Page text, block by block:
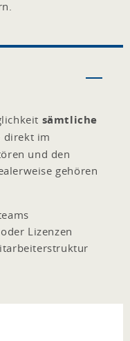
sämtliche
direkt im
und den
gehören
Lizenzen